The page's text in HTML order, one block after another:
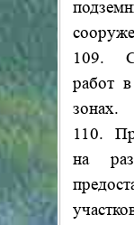
109.
работ
зонах.
110.
на